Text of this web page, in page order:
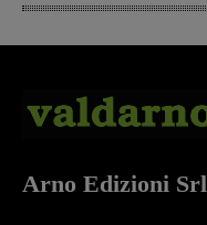
Arno Edizioni Srl